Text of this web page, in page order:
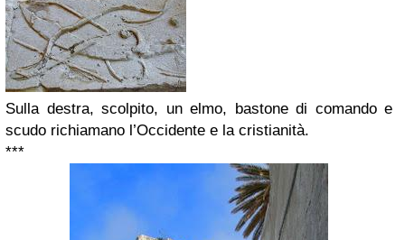
Sulla destra, scolpito, un elmo, bastone di comando e
scudo richiamano l’Occidente e la cristianità.
***